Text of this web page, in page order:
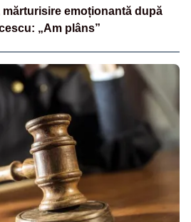
mărturisire emoționantă după
„Am plâns”